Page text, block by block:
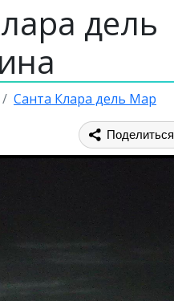
дель
Санта Клара дель Мар
Поделиться